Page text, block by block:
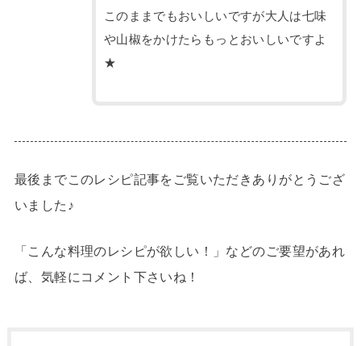
このままでもおいしいですが大人は七味
や山椒をかけたらもっとおいしいですよ
★
最後までこのレシピ記事をご覧いただきありがとうござ
いました♪
「こんな料理のレシピが欲しい！」などのご要望があれ
ば、気軽にコメント下さいね！